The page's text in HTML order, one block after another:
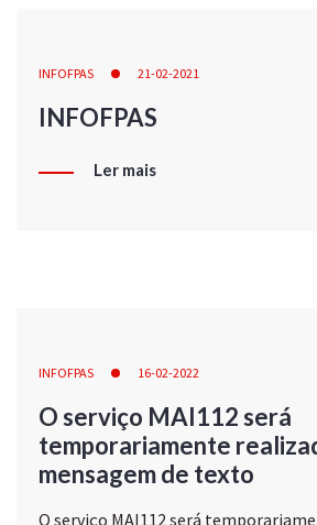
INFOFPAS 21-02-2021
INFOFPAS
Ler mais
INFOFPAS 16-02-2022
O serviço MAI112 será
temporariamente
mensagem de texto
O serviço MAI112 será